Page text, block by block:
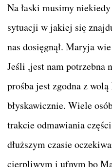
Na łaski musimy
sytuacji w jakiej się
nas dosięgnął. Maryja
Jeśli ,jest nam potrzebna
prośba jest zgodna z wolą
błyskawicznie. Wiele
trakcie odmawiania
dłuższym czasie
cierpliwym i ufnym bo